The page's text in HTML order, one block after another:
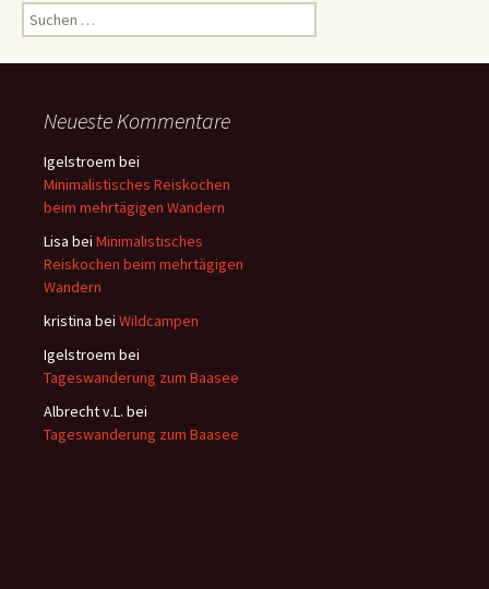
u
c
Neueste Kommentare
Igelstroem bei
Minimalistisches Reiskochen
beim mehrtägigen Wandern
Lisa bei Minimalistisches
Reiskochen beim mehrtägigen
Wandern
kristina bei Wildcampen
Igelstroem bei
Tageswanderung zum Baasee
Albrecht v.L. bei
Tageswanderung zum Baasee